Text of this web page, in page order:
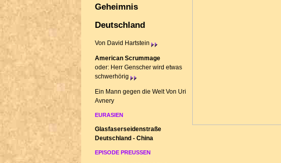
Geheimnis
Deutschland
Von David Hartstein
American Scrummage
oder: Herr Genscher wird etwas
schwerhörig
Ein Mann gegen die Welt Von Uri
Avnery
EURASIEN
Glasfaserseidenstraße
Deutschland - China
EPISODE PREUSSEN